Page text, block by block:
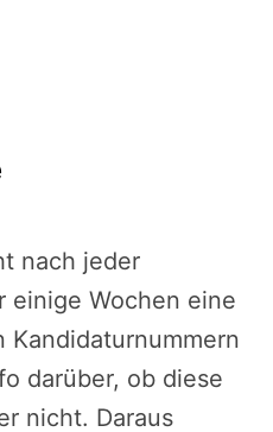
nach jeder
einige Wochen eine
Kandidaturnummern
darüber, ob diese
nicht. Daraus